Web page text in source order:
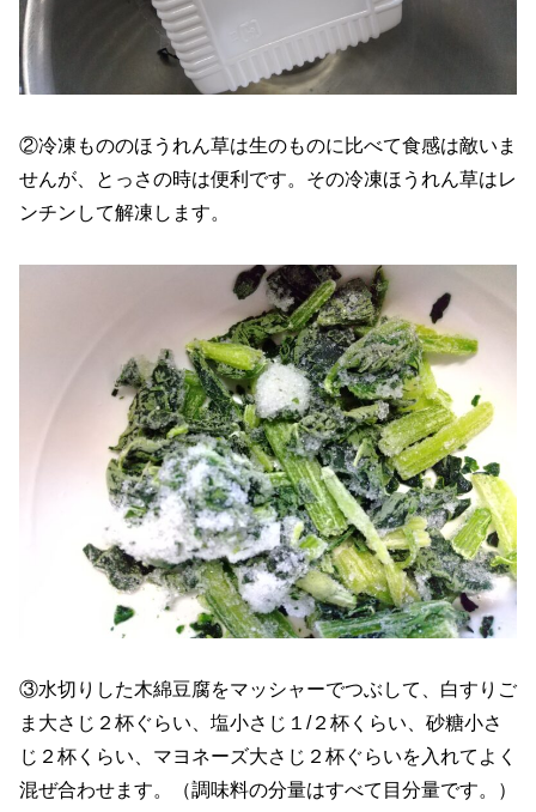
②冷凍もののほうれん草は生のものに比べて食感は敵いま
せんが、とっさの時は便利です。その冷凍ほうれん草はレ
ンチンして解凍します。
③水切りした木綿豆腐をマッシャーでつぶして、白すりご
ま大さじ２杯ぐらい、塩小さじ１/２杯くらい、砂糖小さ
じ２杯くらい、マヨネーズ大さじ２杯ぐらいを入れてよく
混ぜ合わせます。（調味料の分量はすべて目分量です。）